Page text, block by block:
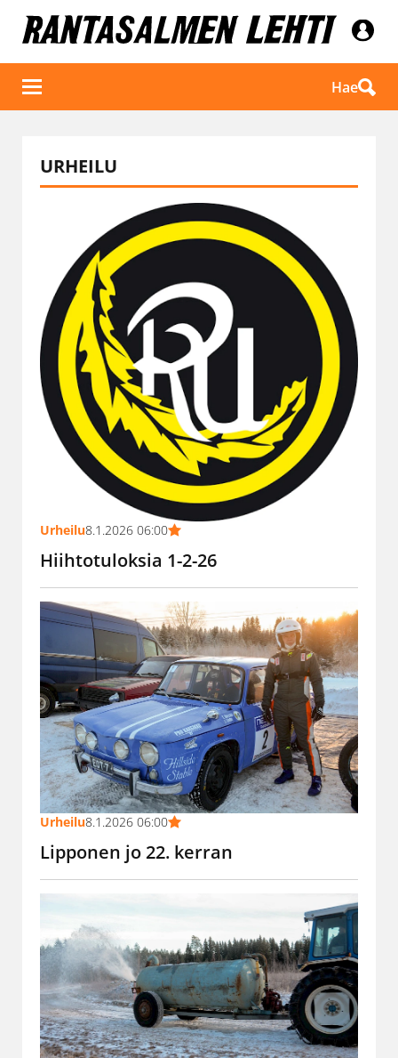
Hae
URHEILU
Urheilu8.1.2026 06:00
Hiihtotuloksia 1-2-26
Urheilu8.1.2026 06:00
Lipponen jo 22. kerran